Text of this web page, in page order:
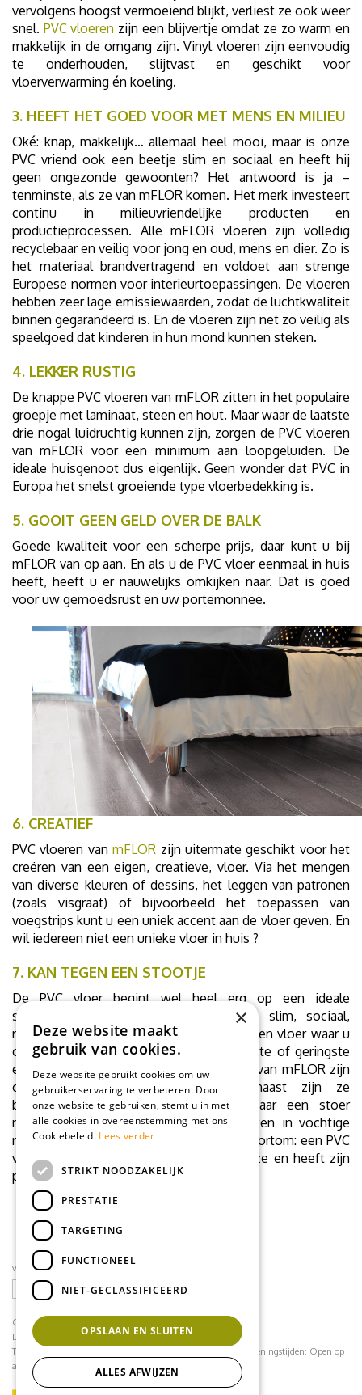
vervolgens hoogst vermoeiend blijkt, verliest ze ook weer
snel. PVC vloeren zijn een blijvertje omdat ze zo warm en
makkelijk in de omgang zijn. Vinyl vloeren zijn eenvoudig
te onderhouden, slijtvast en geschikt voor
vloerverwarming én koeling.
3. HEEFT HET GOED VOOR MET MENS EN MILIEU
Oké: knap, makkelijk… allemaal heel mooi, maar is onze
PVC vriend ook een beetje slim en sociaal en heeft hij
geen ongezonde gewoonten? Het antwoord is ja –
tenminste, als ze van mFLOR komen. Het merk investeert
continu in milieuvriendelijke producten en
productieprocessen. Alle mFLOR vloeren zijn volledig
recyclebaar en veilig voor jong en oud, mens en dier. Zo is
het materiaal brandvertragend en voldoet aan strenge
Europese normen voor interieurtoepassingen. De vloeren
hebben zeer lage emissiewaarden, zodat de luchtkwaliteit
binnen gegarandeerd is. En de vloeren zijn net zo veilig als
speelgoed dat kinderen in hun mond kunnen steken.
4. LEKKER RUSTIG
De knappe PVC vloeren van mFLOR zitten in het populaire
groepje met laminaat, steen en hout. Maar waar de laatste
drie nogal luidruchtig kunnen zijn, zorgen de PVC vloeren
van mFLOR voor een minimum aan loopgeluiden. De
ideale huisgenoot dus eigenlijk. Geen wonder dat PVC in
Europa het snelst groeiende type vloerbedekking is.
5. GOOIT GEEN GELD OVER DE BALK
Goede kwaliteit voor een scherpe prijs, daar kunt u bij
mFLOR van op aan. En als u de PVC vloer eenmaal in huis
heeft, heeft u er nauwelijks omkijken naar. Dat is goed
voor uw gemoedsrust en uw portemonnee.
6. CREATIEF
PVC vloeren vanmFLOR zijn uitermate geschikt voor het
creëren van een eigen, creatieve, vloer. Via het mengen
van diverse kleuren of dessins, het leggen van patronen
(zoals visgraat) of bijvoorbeeld het toepassen van
voegstrips kunt u een uniek accent aan de vloer geven. En
wil iedereen niet een unieke vloer in huis ?
7. KAN TEGEN EEN STOOTJE
De PVC vloer begint wel heel erg op een ideale
schoonzoon te lijken: knap, zorgzaam, slim, sociaal,
rustig, zuinig, creatief… Maar is het ook een vloer waar u
op kunt bouwen en die niet bij het minste of geringste
een burn-out krijgt? Jazeker. PVC vloeren van mFLOR zijn
ontzettend sterk en slijtvast. Daarnaast zijn ze
brandvertragend en waterbestendig. Waar een stoer
materiaal als hout zielig krom kan trekken in vochtige
ruimtes, geeft de PVC vloer geen krimp. Kortom: een PVC
vloer is in alle opzichten een goede keuze en heeft zijn
populariteit dubbel en dwars verdiend.
volg ons op social media
CONTACT
Loodijk 24
1243 JB 's Graveland
Telefoonnummer:
Openingstijden: Open op
afspraak
×
Deze website maakt
gebruik van cookies.
Deze website gebruikt cookies om uw
gebruikerservaring te verbeteren. Door
onze website te gebruiken, stemt u in met
alle cookies in overeenstemming met ons
Cookiebeleid. Lees verder
STRIKT NOODZAKELIJK
PRESTATIE
TARGETING
FUNCTIONEEL
NIET-GECLASSIFICEERD
OPSLAAN EN SLUITEN
ALLES AFWIJZEN